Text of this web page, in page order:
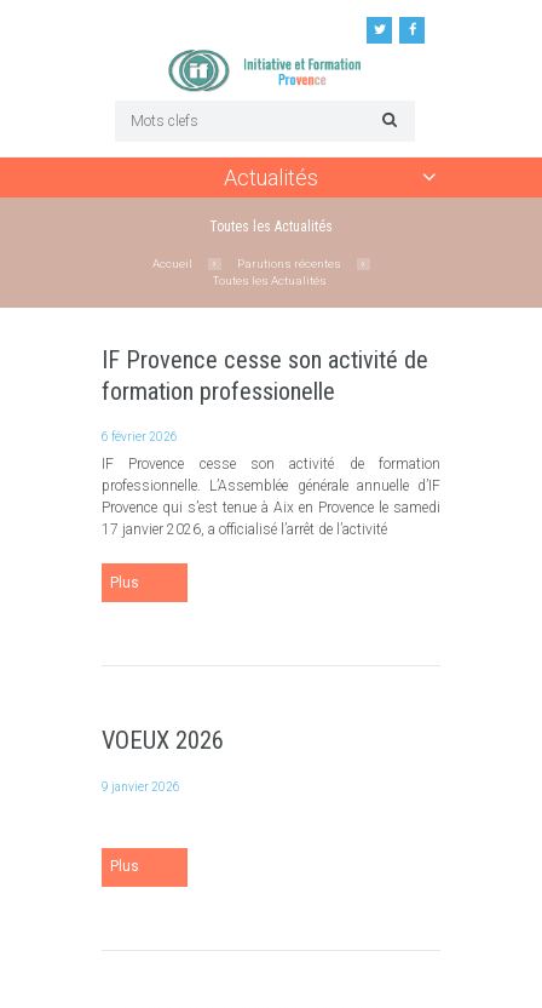
Actualités
Toutes les Actualités
Accueil
Parutions récentes
Toutes les Actualités
IF Provence cesse son activité de
formation professionelle
6 février 2026
IF Provence cesse son activité de formation
professionnelle. L’Assemblée générale annuelle d’IF
Provence qui s’est tenue à Aix en Provence le samedi
17 janvier 2026, a officialisé l’arrêt de l’activité
Plus
VOEUX 2026
9 janvier 2026
Plus